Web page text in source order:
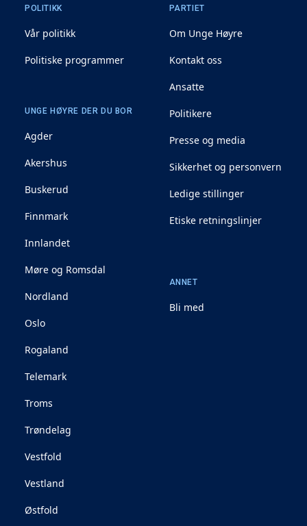
POLITIKK
Vår politikk
Politiske programmer
PARTIET
Om Unge Høyre
Kontakt oss
Ansatte
Politikere
Presse og media
Sikkerhet og personvern
Ledige stillinger
Etiske retningslinjer
UNGE HØYRE DER DU BOR
Agder
Akershus
Buskerud
Finnmark
Innlandet
Møre og Romsdal
Nordland
Oslo
Rogaland
Telemark
Troms
Trøndelag
Vestfold
Vestland
Østfold
ANNET
Bli med